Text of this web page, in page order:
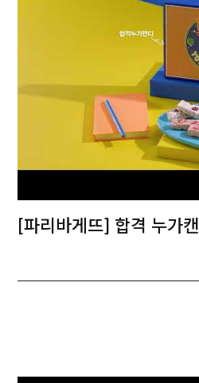
[파리바게뜨] 합격 누가캔